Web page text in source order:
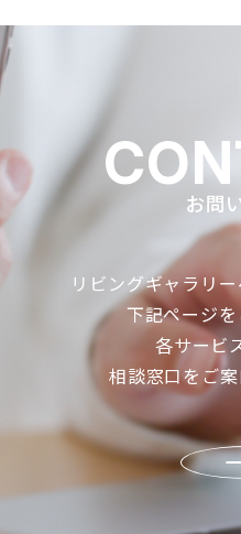
お問
リビングギャラリ
下記ページ
各サービ
相談窓口をご